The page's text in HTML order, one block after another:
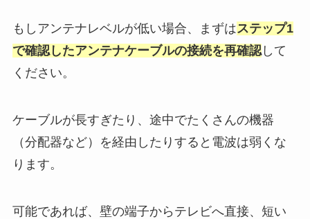
もしアンテナレベルが低い場合、まずはステップ1
で確認したアンテナケーブルの接続を再確認して
ください。
ケーブルが長すぎたり、途中でたくさんの機器
（分配器など）を経由したりすると電波は弱くな
ります。
可能であれば、壁の端子からテレビへ直接、短い